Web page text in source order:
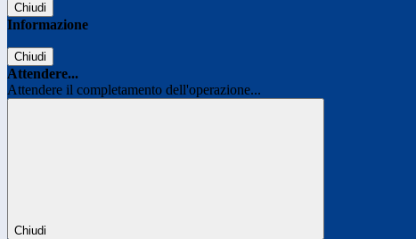
Chiudi
Informazione
Chiudi
Attendere...
Attendere il completamento dell'operazione...
Chiudi